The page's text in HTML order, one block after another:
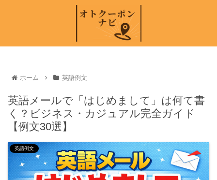
ホーム 英語例文
英語メールで「はじめまして」は何て書
く？ビジネス・カジュアル完全ガイド
【例文30選】
英語例文